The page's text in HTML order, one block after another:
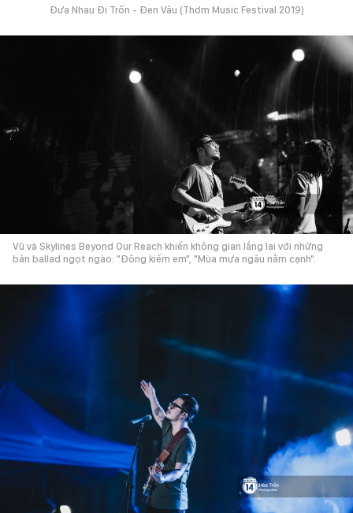
Đưa Nhau Đi Trốn - Đen Vâu (Thơm Music Festival 2019)
Vũ và Skylines Beyond Our Reach khiến không gian lắng lại với những
bản ballad ngọt ngào: "Đông kiếm em", "Mùa mưa ngâu nằm cạnh".